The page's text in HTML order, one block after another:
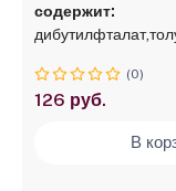
содержит:
(0)
126 руб.
В